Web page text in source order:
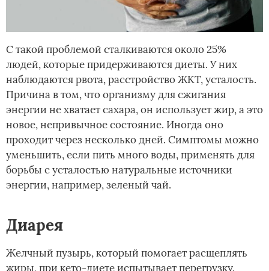
С такой проблемой сталкиваются около 25%
людей, которые придерживаются диеты. У них
наблюдаются рвота, расстройство ЖКТ, усталость.
Причина в том, что организму для сжигания
энергии не хватает сахара, он использует жир, а это
новое, непривычное состояние. Иногда оно
проходит через несколько дней. Симптомы можно
уменьшить, если пить много воды, применять для
борьбы с усталостью натуральные источники
энергии, например, зеленый чай.
Диарея
Желчный пузырь, который помогает расщеплять
жиры, при кето-диете испытывает перегрузку.